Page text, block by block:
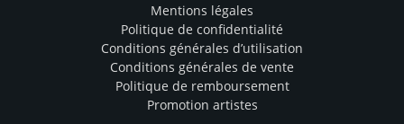
Mentions légales
Politique de confidentialité
Conditions générales d’utilisation
Conditions générales de vente
Politique de remboursement
Promotion artistes